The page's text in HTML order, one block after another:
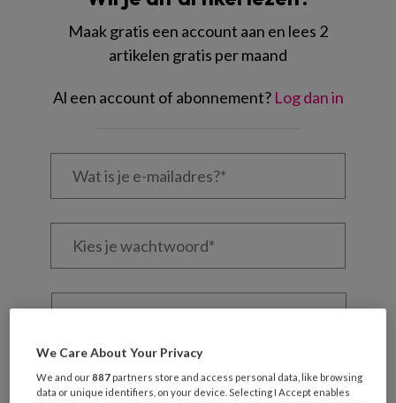
Maak gratis een account aan en lees 2
artikelen gratis per maand
Al een account of abonnement? Log dan in
Wat
Kies
Kies
je
Bij
welke
We Care About Your Privacy
We and our887 partners store and access personal data, like browsing
data or unique identifiers, on your device. Selecting I Accept enables